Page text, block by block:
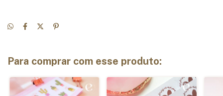
Para comprar com esse produto: